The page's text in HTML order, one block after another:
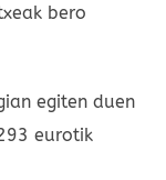
bero
egiten duen
eurotik